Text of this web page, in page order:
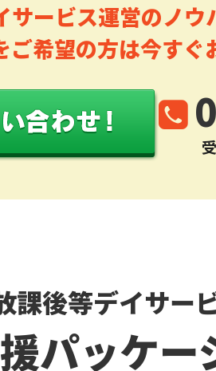
サービス運営のノウ
希望の方は今すぐ
課後等デイサー
パッケー